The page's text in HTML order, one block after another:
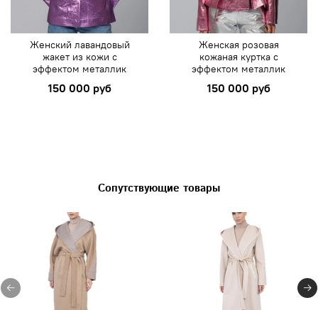
Женский лавандовый
жакет из кожи с
эффектом металлик
150 000 руб
Женская розовая
кожаная куртка с
эффектом металлик
150 000 руб
Сопутствующие товары